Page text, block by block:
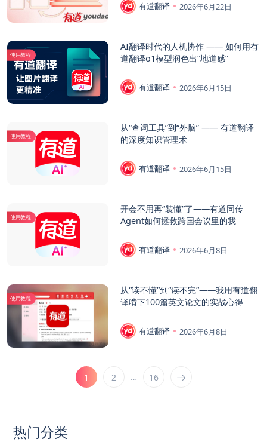
有道翻译 2026年6月22日
使用教程
AI翻译时代的人机协作 —— 如何用有
道翻译o1模型润色出“地道感”
有道翻译 2026年6月15日
使用教程
从“查词工具”到“外脑” —— 有道翻译
的深度知识管理术
有道翻译 2026年6月15日
使用教程
开会不用再“装懂”了——有道同传
Agent如何拯救跨国会议里的我
有道翻译 2026年6月8日
使用教程
从“读不懂”到“读不完”——我用有道翻
译啃下100篇英文论文的实战心得
有道翻译 2026年6月8日
1 2 … 16
热门分类